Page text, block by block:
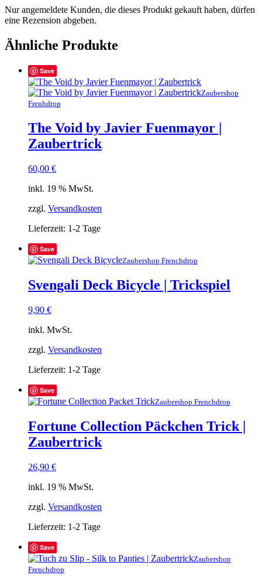
Nur angemeldete Kunden, die dieses Produkt gekauft haben, dürfen
eine Rezension abgeben.
Ähnliche Produkte
Save
Zaubershop
Frenhdrop
The Void by Javier Fuenmayor |
Zaubertrick
60,00 €
inkl. 19 % MwSt.
zzgl. Versandkosten
Lieferzeit: 1-2 Tage
Save
Zaubershop Frenchdrop
Svengali Deck Bicycle | Trickspiel
9,90 €
inkl. MwSt.
zzgl. Versandkosten
Lieferzeit: 1-2 Tage
Save
Zaubershop Frenchdrop
Fortune Collection Päckchen Trick |
Zaubertrick
26,90 €
inkl. 19 % MwSt.
zzgl. Versandkosten
Lieferzeit: 1-2 Tage
Save
Zaubershop
Frenchdrop